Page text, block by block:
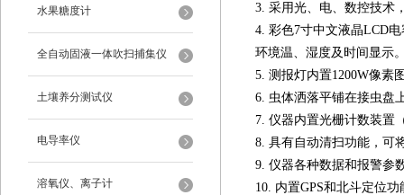
水果糖度计
全自动固液一体吹扫捕集仪
土壤养分测试仪
电导率仪
溶氧仪、离子计
3. 采用光、电、数控技术
4. 彩色7寸中文液晶LCD
环境温、湿度及时间显示
5. 测报灯内置1200W像素
6. 虫体洒落平铺在接虫盘
7. 仪器内置光栅计数装置
8. 具有自动清扫功能，可
9. 仪器各种数据和报警参
10. 内置GPS和北斗定位